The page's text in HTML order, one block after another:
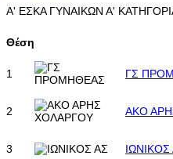
A' ΕΣΚΑ ΓΥΝΑΙΚΩΝ Α'
Θέση
1 ΓΣ
2 ΑΚΟ
3 ΙΩΝΙΚΟΣ